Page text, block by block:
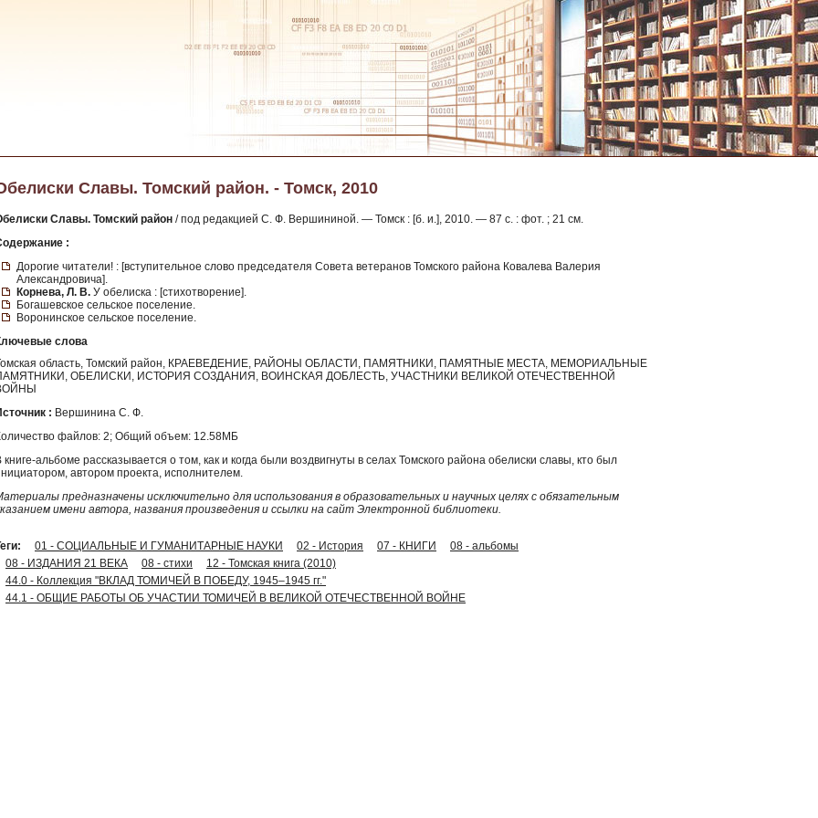
Славы. Томский район. - Томск, 2010
Славы. Томский район / под редакцией С. Ф. Вершининой. — Томск : [б. и.], 2010. — 87 с. : фот. ; 21 см.
:
Дорогие читатели! : [вступительное слово председателя Совета ветеранов Томского района Ковалева Валерия
Александровича].
Корнева, Л. В. У обелиска : [стихотворение].
Богашевское сельское поселение.
Воронинское сельское поселение.
слова
область, Томский район, КРАЕВЕДЕНИЕ, РАЙОНЫ ОБЛАСТИ, ПАМЯТНИКИ, ПАМЯТНЫЕ МЕСТА, МЕМОРИАЛЬНЫЕ
ОБЕЛИСКИ, ИСТОРИЯ СОЗДАНИЯ, ВОИНСКАЯ ДОБЛЕСТЬ, УЧАСТНИКИ ВЕЛИКОЙ ОТЕЧЕСТВЕННОЙ
: Вершинина С. Ф.
файлов: 2; Общий объем: 12.58МБ
книге-альбоме рассказывается о том, как и когда были воздвигнуты в селах Томского района обелиски славы, кто был
автором проекта, исполнителем.
предназначены исключительно для использования в образовательных и научных целях с обязательным
имени автора, названия произведения и ссылки на сайт Электронной библиотеки.
01 - СОЦИАЛЬНЫЕ И ГУМАНИТАРНЫЕ НАУКИ 02 - История 07 - КНИГИ
08 - альбомы
08 - ИЗДАНИЯ 21 ВЕКА
08 - стихи
12 - Томская книга (2010)
44.0 - Коллекция "ВКЛАД ТОМИЧЕЙ В ПОБЕДУ, 1945–1945 гг."
44.1 - ОБЩИЕ РАБОТЫ ОБ УЧАСТИИ ТОМИЧЕЙ В ВЕЛИКОЙ ОТЕЧЕСТВЕННОЙ ВОЙНЕ